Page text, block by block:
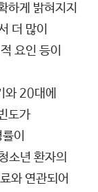
하게 밝혀지지
더 많이
요인 등이
와 20대에
도가
이
소년 환자의
와 연관되어